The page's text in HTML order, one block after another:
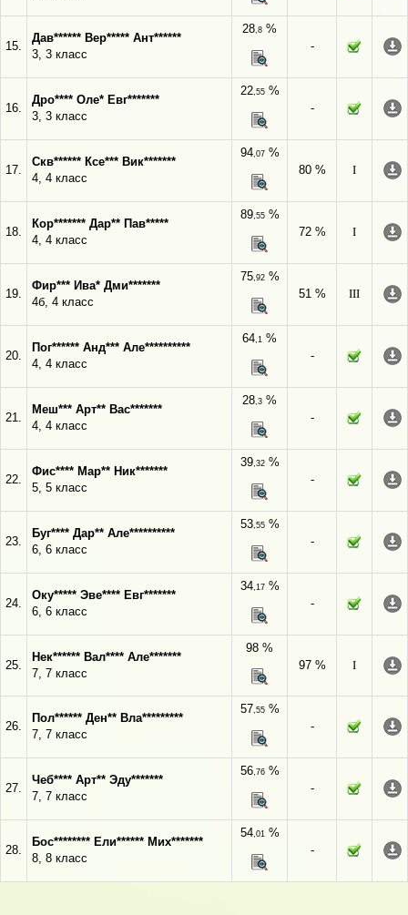
15.
Дав****** Вер***** Ант******
3, 3 класс
28,8 %
-
16.
Дро**** Оле* Евг*******
3, 3 класс
22,55%
-
17.
Скв****** Ксе*** Вик*******
4, 4 класс
94,07%
80 %
I
18.
Кор******* Дар** Пав*****
4, 4 класс
89,55%
72 %
I
19.
Фир*** Ива* Дми*******
4б, 4 класс
75,92%
51 %
III
20.
Пог****** Анд*** Але**********
4, 4 класс
64,1 %
-
21.
Меш*** Арт** Вас*******
4, 4 класс
28,3 %
-
22.
Фис**** Мар** Ник*******
5, 5 класс
39,32%
-
23.
Буг**** Дар** Але**********
6, 6 класс
53,55%
-
24.
Оку***** Эве**** Евг*******
6, 6 класс
34,17%
-
25.
Нек****** Вал**** Але*******
7, 7 класс
98 %
97 %
I
26.
Пол****** Ден** Вла*********
7, 7 класс
57,55%
-
27.
Чеб**** Арт** Эду*******
7, 7 класс
56,76%
-
28.
Бос******** Ели****** Мих*******
8, 8 класс
54,01%
-